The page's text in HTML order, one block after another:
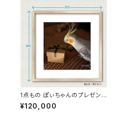
1点もの ぽぃちゃんのプレゼント
写真［額装］額＋マット付 【B_00
11p】
¥120,000